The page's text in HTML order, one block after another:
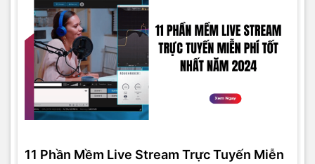
11 Phần Mềm Live Stream Trực Tuyến Miễn